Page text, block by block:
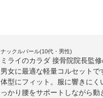
ナックルバール(10代・男性)
ミライのカラダ 接骨院院長監
男女に最適な軽量コルセット
体型にフィット。服に響きに
っかり腰をサポートしながら